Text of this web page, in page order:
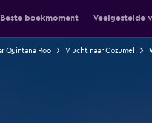
Beste boekmoment Veelgestelde
Quintana Roo Vlucht naar Cozumel